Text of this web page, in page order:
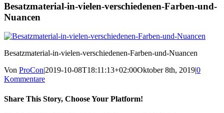
Besatzmaterial-in-vielen-verschiedenen-Farben-und-
Nuancen
Besatzmaterial-in-vielen-verschiedenen-Farben-und-Nuancen
Von ProCon|2019-10-08T18:11:13+02:00Oktober 8th, 2019|0
Kommentare
Share This Story, Choose Your Platform!